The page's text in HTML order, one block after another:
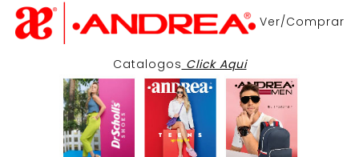
Ver/Comprar
Catalogos Click Aqui